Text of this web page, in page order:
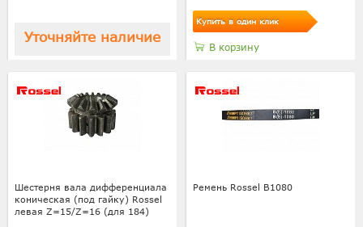
Уточняйте наличие
Купить в один клик
В корзину
Шестерня вала дифференциала
коническая (под гайку) Rossel
левая Z=15/Z=16 (для 184)
Ремень Rossel B1080